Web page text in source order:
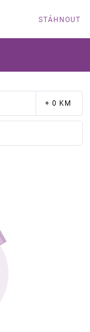
STÁHNOUT
+ 0 KM